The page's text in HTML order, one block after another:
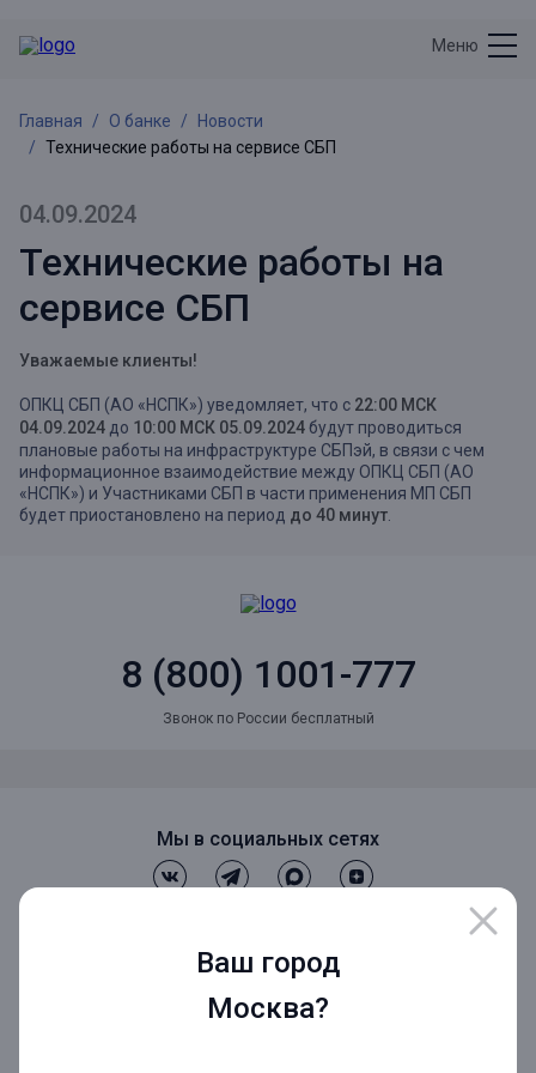
Ваш город
Москва?
Меню
Главная О банке
Новости
Технические работы на сервисе СБП
04.09.2024
Технические работы на
сервисе СБП
Уважаемые клиенты!
ОПКЦ СБП (АО «НСПК») уведомляет, что с 22:00 МСК
04.09.2024 до 10:00 МСК 05.09.2024будут проводиться
плановые работы на инфраструктуре СБПэй, в связи с чем
информационное взаимодействие между ОПКЦ СБП (АО
«НСПК») и Участниками СБП в части применения МП СБП
будет приостановлено на период до 40 минут
8 (800) 1001-777
Звонок по России бесплатный
Мы в социальных сетях